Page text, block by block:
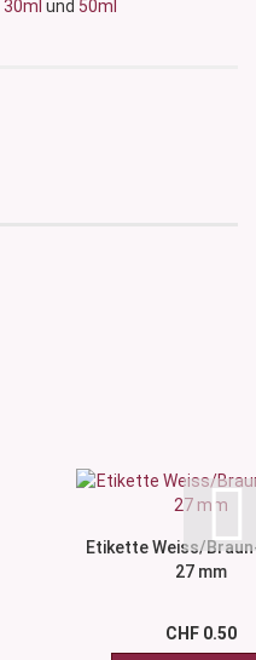
30ml und 50ml
Etikette Weiss/
27 mm
CHF 0.50